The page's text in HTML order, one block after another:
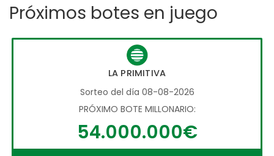
Próximos botes en juego
LA PRIMITIVA
Sorteo del día 08-08-2026
PRÓXIMO BOTE MILLONARIO:
54.000.000€